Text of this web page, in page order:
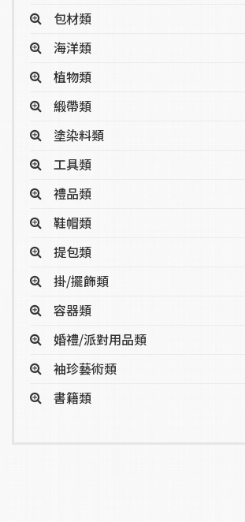
包材類
海洋類
植物類
緞帶類
塗染料類
工具類
禮品類
鞋帽類
提包類
掛/擺飾類
容器類
婚禮/派對用品類
袖珍藝術類
書籍類